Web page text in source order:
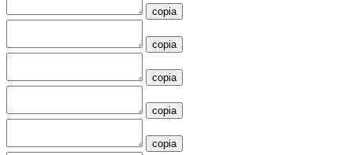
copia
copia
copia
copia
copia